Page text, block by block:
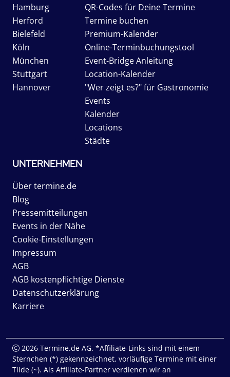
Hamburg
Herford
Bielefeld
Köln
München
Stuttgart
Hannover
QR-Codes für Deine Termine
Termine buchen
Premium-Kalender
Online-Terminbuchungstool
Event-Bridge Anleitung
Location-Kalender
"Wer zeigt es?" für Gastronomie
Events
Kalender
Locations
Städte
UNTERNEHMEN
Über termine.de
Blog
Pressemitteilungen
Events in der Nähe
Cookie-Einstellungen
Impressum
AGB
AGB kostenpflichtige Dienste
Datenschutzerklärung
Karriere
2026 Termine.de AG. *Affiliate-Links sind mit einem
Sternchen (*) gekennzeichnet, vorläufige Termine mit einer
Tilde (~). Als Affiliate-Partner verdienen wir an